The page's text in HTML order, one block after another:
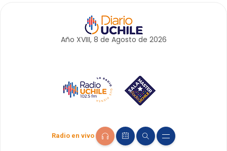
Año XVIII, 8 de Agosto de 2026
Radio en vivo